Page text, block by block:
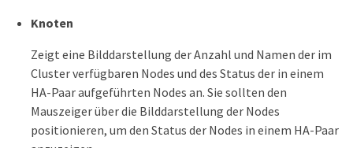
Knoten
Zeigt eine Bilddarstellung der Anzahl und Namen der im
Cluster verfügbaren Nodes und des Status der in einem
HA-Paar aufgeführten Nodes an. Sie sollten den
Mauszeiger über die Bilddarstellung der Nodes
positionieren, um den Status der Nodes in einem HA-Paar